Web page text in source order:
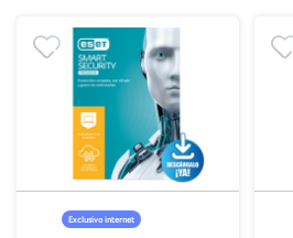
Exclusivo internet